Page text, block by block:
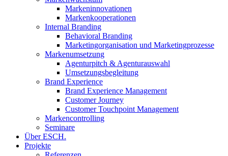
Markeninnovationen
Markenkooperationen
Internal Branding
Behavioral Branding
Marketingorganisation und Marketingprozesse
Markenumsetzung
Agenturpitch & Agenturauswahl
Umsetzungsbegleitung
Brand Experience
Brand Experience Management
Customer Journey
Customer Touchpoint Management
Markencontrolling
Seminare
Über ESCH.
Projekte